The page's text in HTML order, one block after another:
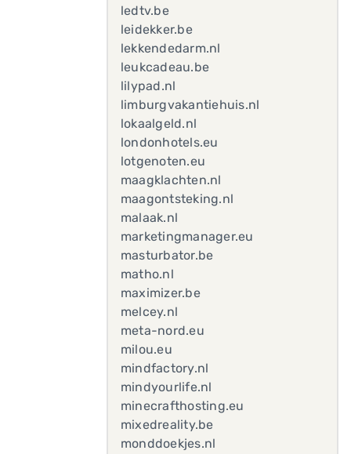
ledtv.be
leidekker.be
lekkendedarm.nl
leukcadeau.be
lilypad.nl
limburgvakantiehuis.nl
lokaalgeld.nl
londonhotels.eu
lotgenoten.eu
maagklachten.nl
maagontsteking.nl
malaak.nl
marketingmanager.eu
masturbator.be
matho.nl
maximizer.be
melcey.nl
meta-nord.eu
milou.eu
mindfactory.nl
mindyourlife.nl
minecrafthosting.eu
mixedreality.be
monddoekjes.nl